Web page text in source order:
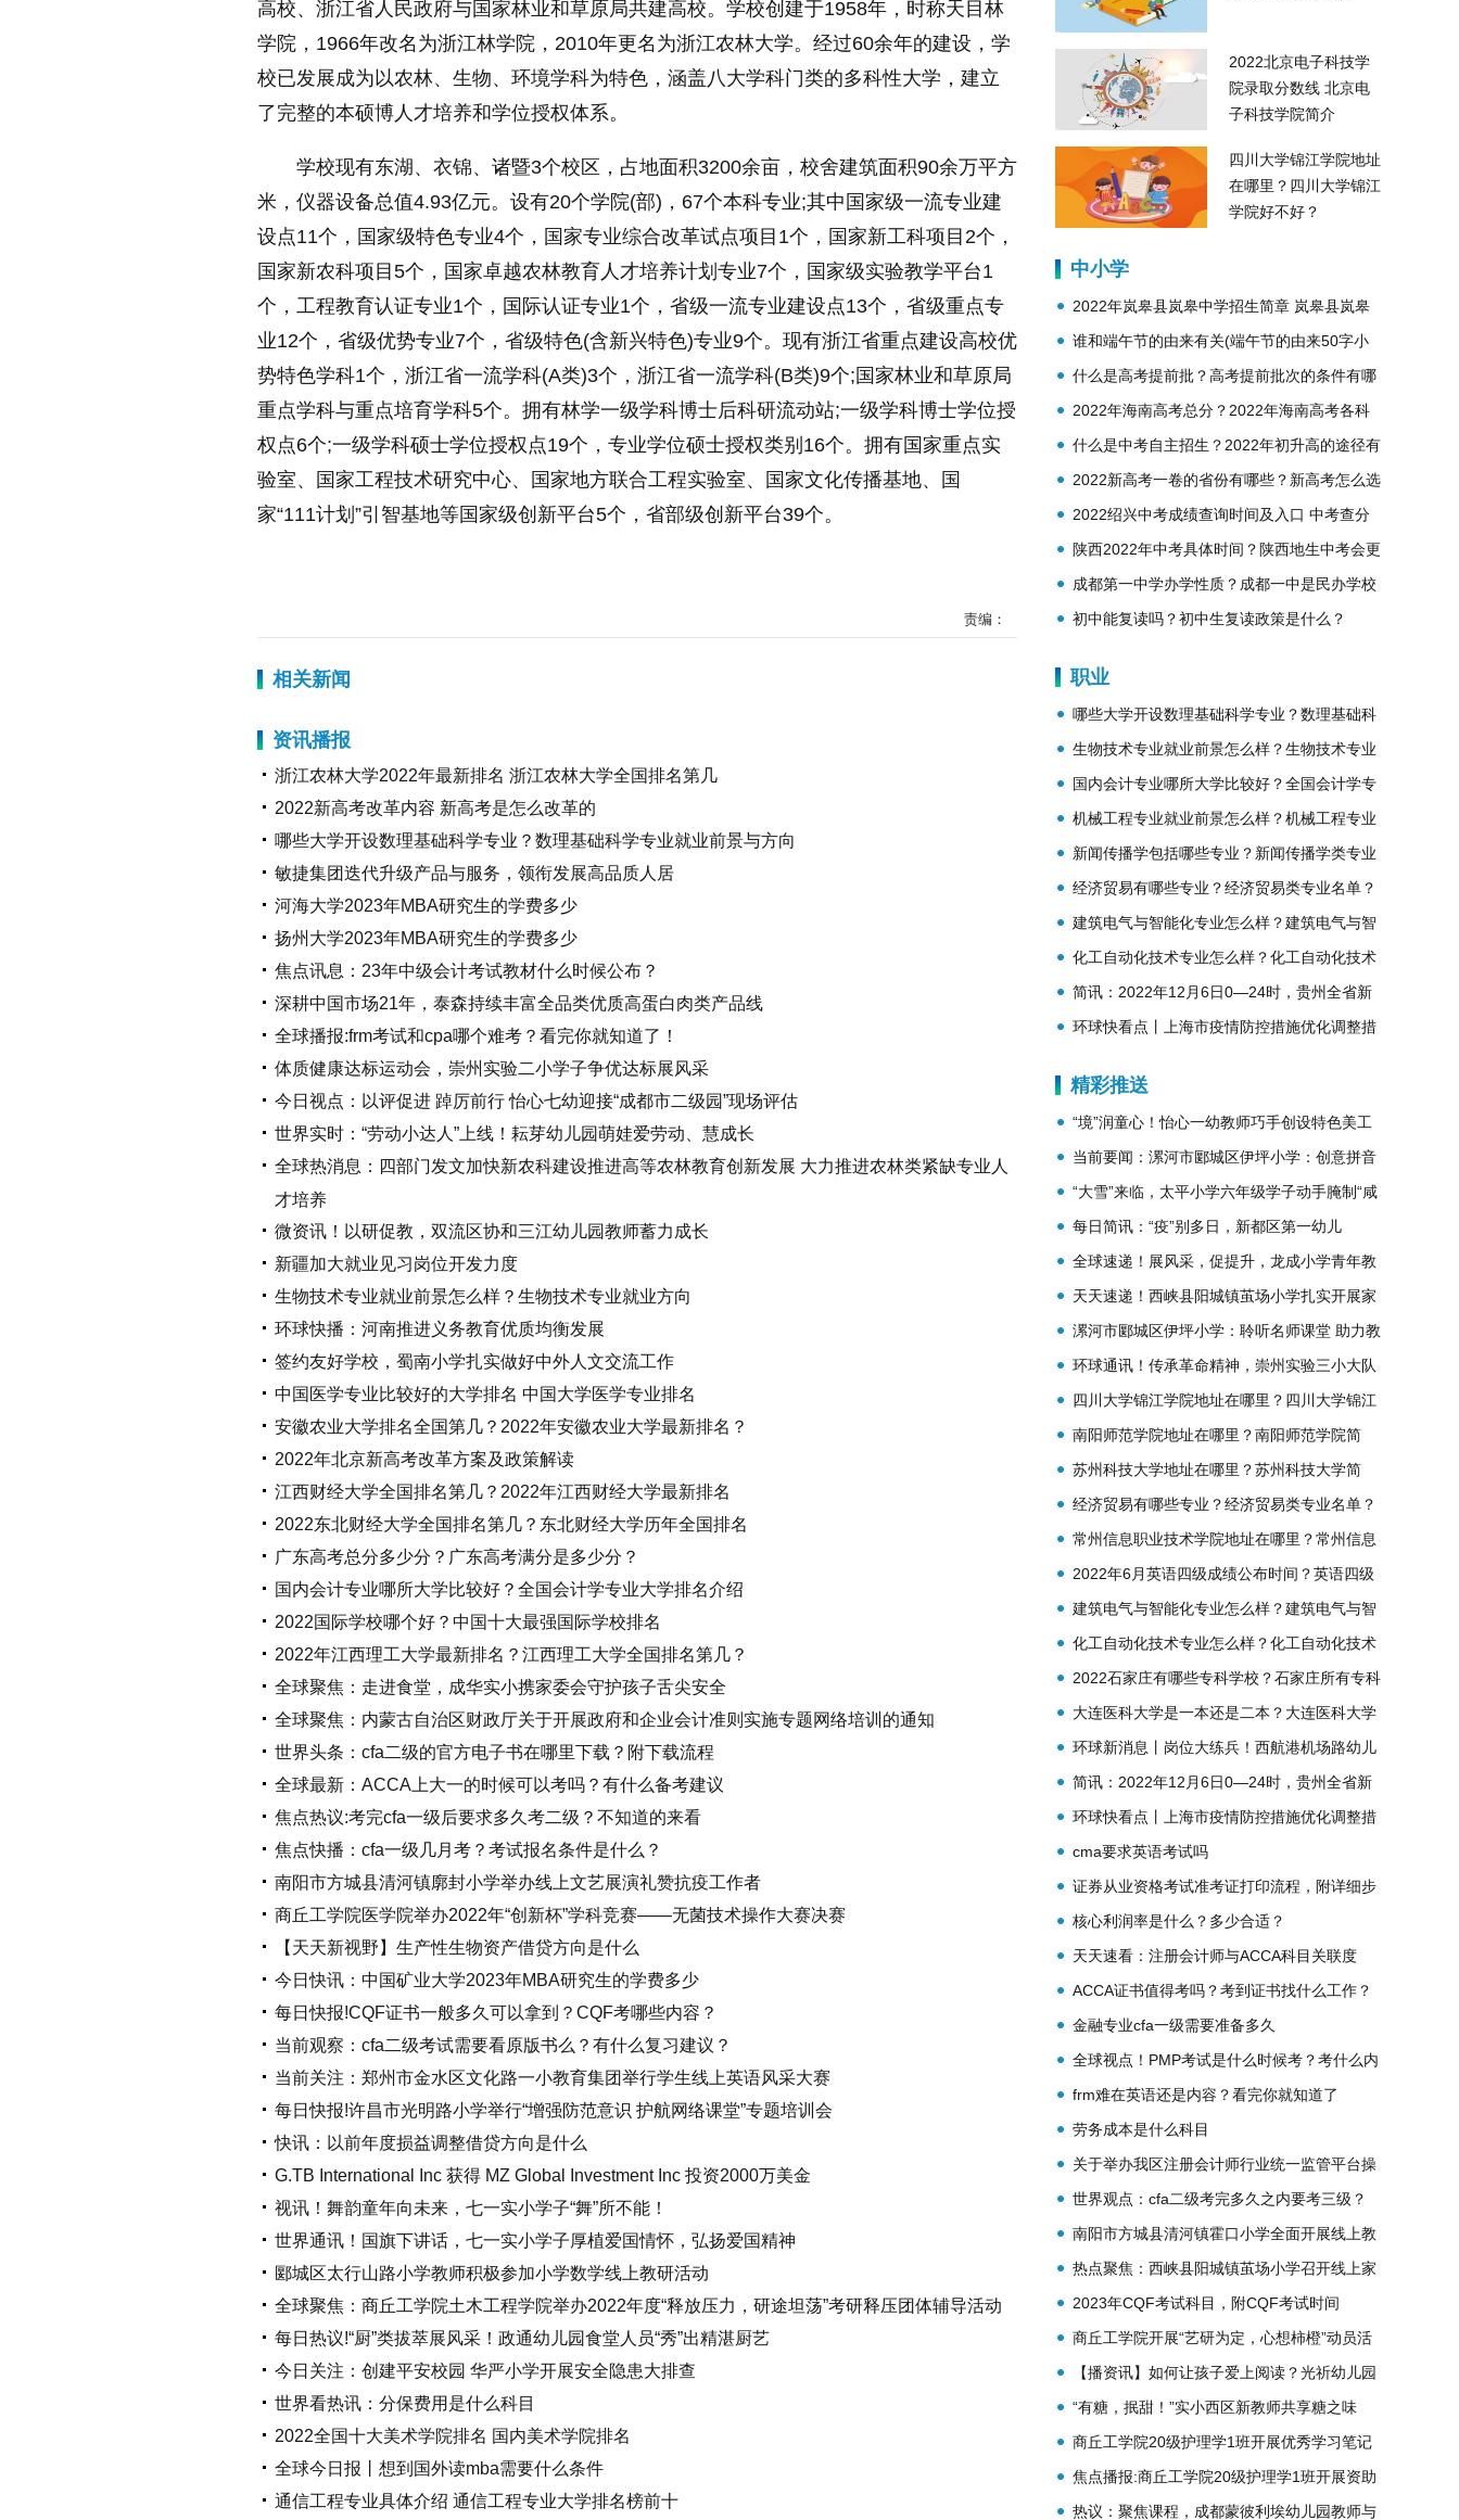
高校、浙江省人民政府与国家林业和草原局共建高校。学校创建于1958年，时称天目林
学院，1966年改名为浙江林学院，2010年更名为浙江农林大学。经过60余年的建设，学
校已发展成为以农林、生物、环境学科为特色，涵盖八大学科门类的多科性大学，建立
了完整的本硕博人才培养和学位授权体系。
学校现有东湖、衣锦、诸暨3个校区，占地面积3200余亩，校舍建筑面积90余万平方
米，仪器设备总值4.93亿元。设有20个学院(部)，67个本科专业;其中 国家级一流专业建
设点11个， 国家级特色专业4个， 国家专业综合改革试点项目1个， 国家新工科项目2个，
国家新农科项目5个， 国家卓越农林教育人才培养计划专业7个， 国家级实验教学平台1
个，工程教育认证专业1个，国际认证专业1个，省级一流专业建设点13个，省级重点专
业12个，省级优势专业7个，省级特色(含新兴特色)专业9个。现有浙江省重点建设高校优
势特色学科1个，浙江省一流学科(A类)3个，浙江省一流学科(B类)9个; 国家林业和草原局
重点学科与重点培育学科5个。拥有林学一级学科博士后科研流动站;一级学科博士学位授
权点6个;一级学科硕士学位授权点19个，专业学位硕士授权类别16个。拥有国家重点实
验室、
国家工程技术研究中心、 国家地方联合工程实验室、 国家文化传播基地、
国
家“111计划”引智基地等国家级创新平台5个，省部级创新平台39个。
责编：
相关新闻
资讯播报
浙江农林大学2022年最新排名 浙江农林大学全国排名第几
2022新高考改革内容 新高考是怎么改革的
哪些大学开设数理基础科学专业？数理基础科学专业就业前景与方向
敏捷集团迭代升级产品与服务，领衔发展高品质人居
河海大学2023年MBA研究生的学费多少
扬州大学2023年MBA研究生的学费多少
焦点讯息：23年中级会计考试教材什么时候公布？
深耕中国市场21年，泰森持续丰富全品类优质高蛋白肉类产品线
全球播报:frm考试和cpa哪个难考？看完你就知道了！
体质健康达标运动会，崇州实验二小学子争优达标展风采
今日视点：以评促进 踔厉前行 怡心七幼迎接“成都市二级园”现场评估
世界实时：“劳动小达人”上线！耘芽幼儿园萌娃爱劳动、慧成长
全球热消息：四部门发文加快新农科建设推进高等农林教育创新发展 大力推进农林类紧缺专业人
才培养
微资讯！以研促教，双流区协和三江幼儿园教师蓄力成长
新疆加大就业见习岗位开发力度
生物技术专业就业前景怎么样？生物技术专业就业方向
环球快播：河南推进义务教育优质均衡发展
签约友好学校，蜀南小学扎实做好中外人文交流工作
中国医学专业比较好的大学排名 中国大学医学专业排名
安徽农业大学排名全国第几？2022年安徽农业大学最新排名？
2022年北京新高考改革方案及政策解读
江西财经大学全国排名第几？2022年江西财经大学最新排名
2022东北财经大学全国排名第几？东北财经大学历年全国排名
广东高考总分多少分？广东高考满分是多少分？
国内会计专业哪所大学比较好？全国会计学专业大学排名介绍
2022国际学校哪个好？中国十大最强国际学校排名
2022年江西理工大学最新排名？江西理工大学全国排名第几？
全球聚焦：走进食堂，成华实小携家委会守护孩子舌尖安全
全球聚焦：内蒙古自治区财政厅关于开展政府和企业会计准则实施专题网络培训的通知
世界头条：cfa二级的官方电子书在哪里下载？附下载流程
全球最新：ACCA上大一的时候可以考吗？有什么备考建议
焦点热议:考完cfa一级后要求多久考二级？不知道的来看
焦点快播：cfa一级几月考？考试报名条件是什么？
南阳市方城县清河镇廓封小学举办线上文艺展演礼赞抗疫工作者
商丘工学院医学院举办2022年“创新杯”学科竞赛——无菌技术操作大赛决赛
【天天新视野】生产性生物资产借贷方向是什么
今日快讯：中国矿业大学2023年MBA研究生的学费多少
每日快报!CQF证书一般多久可以拿到？CQF考哪些内容？
当前观察：cfa二级考试需要看原版书么？有什么复习建议？
当前关注：郑州市金水区文化路一小教育集团举行学生线上英语风采大赛
每日快报!许昌市光明路小学举行“增强防范意识 护航网络课堂”专题培训会
快讯：以前年度损益调整借贷方向是什么
G.TB International Inc 获得 MZ Global Investment Inc 投资2000万美金
视讯！舞韵童年向未来，七一实小学子“舞”所不能！
世界通讯！国旗下讲话，七一实小学子厚植爱国情怀，弘扬爱国精神
郾城区太行山路小学教师积极参加小学数学线上教研活动
全球聚焦：商丘工学院土木工程学院举办2022年度“释放压力，研途坦荡”考研释压团体辅导活动
每日热议!“厨”类拔萃展风采！政通幼儿园食堂人员“秀”出精湛厨艺
今日关注：创建平安校园 华严小学开展安全隐患大排查
世界看热讯：分保费用是什么科目
2022全国十大美术学院排名 国内美术学院排名
全球今日报丨想到国外读mba需要什么条件
通信工程专业具体介绍 通信工程专业大学排名榜前十
2022北京电子科技学
院录取分数线 北京电
子科技学院简介
四川大学锦江学院地址
在哪里？四川大学锦江
学院好不好？
中小学
2022年岚皋县岚皋中学招生简章 岚皋县岚皋
中学简介
谁和端午节的由来有关(端午节的由来50字小
学生)
什么是高考提前批？高考提前批次的条件有哪
些？
2022年海南高考总分？2022年海南高考各科
分数？
什么是中考自主招生？2022年初升高的途径有
哪些？
2022新高考一卷的省份有哪些？新高考怎么选
科？
2022绍兴中考成绩查询时间及入口 中考查分
注意事项
陕西2022年中考具体时间？陕西地生中考会更
难吗？
成都第一中学办学性质？成都一中是民办学校
还是公办学校？
初中能复读吗？初中生复读政策是什么？
职业
哪些大学开设数理基础科学专业？数理基础科
学专业就业前景与方向
生物技术专业就业前景怎么样？生物技术专业
就业方向
国内会计专业哪所大学比较好？全国会计学专
业大学排名介绍
机械工程专业就业前景怎么样？机械工程专业
的就业方向？
新闻传播学包括哪些专业？新闻传播学类专业
名单？
经济贸易有哪些专业？经济贸易类专业名单？
建筑电气与智能化专业怎么样？建筑电气与智
能化专业就业前景？
化工自动化技术专业怎么样？化工自动化技术
专业就业方向？
简讯：2022年12月6日0—24时，贵州全省新
冠肺炎疫情最新情况
环球快看点丨上海市疫情防控措施优化调整措
精彩推送
“境”润童心！怡心一幼教师巧手创设特色美工
区
当前要闻：漯河市郾城区伊坪小学：创意拼音
秀 秀出我风采
“大雪”来临，太平小学六年级学子动手腌制“咸
货”
每日简讯：“疫”别多日，新都区第一幼儿
园“幼”见美好！
全球速递！展风采，促提升，龙成小学青年教
师与孩子一起快乐学英语
天天速递！西峡县阳城镇茧场小学扎实开展家
访活动
漯河市郾城区伊坪小学：聆听名师课堂 助力教
师成长
环球通讯！传承革命精神，崇州实验三小大队
部评选“最美红领巾”
四川大学锦江学院地址在哪里？四川大学锦江
学院好不好？
南阳师范学院地址在哪里？南阳师范学院简
介？
苏州科技大学地址在哪里？苏州科技大学简
介？
经济贸易有哪些专业？经济贸易类专业名单？
常州信息职业技术学院地址在哪里？常州信息
职业技术学院简介？
2022年6月英语四级成绩公布时间？英语四级
成绩查询入口？
建筑电气与智能化专业怎么样？建筑电气与智
能化专业就业前景？
化工自动化技术专业怎么样？化工自动化技术
专业就业方向？
2022石家庄有哪些专科学校？石家庄所有专科
学校名单？
大连医科大学是一本还是二本？大连医科大学
简介？
环球新消息丨岗位大练兵！西航港机场路幼儿
园安保人员强技能、展风采
简讯：2022年12月6日0—24时，贵州全省新
冠肺炎疫情最新情况
环球快看点丨上海市疫情防控措施优化调整措
施自2022年12月8日零时起实施
cma要求英语考试吗
证券从业资格考试准考证打印流程，附详细步
骤图！
核心利润率是什么？多少合适？
天天速看：注册会计师与ACCA科目关联度
ACCA证书值得考吗？考到证书找什么工作？
金融专业cfa一级需要准备多久
全球视点！PMP考试是什么时候考？考什么内
容？
frm难在英语还是内容？看完你就知道了
劳务成本是什么科目
关于举办我区注册会计师行业统一监管平台操
作培训（视频）班的通知
世界观点：cfa二级考完多久之内要考三级？
考试成绩有效期是多久？
南阳市方城县清河镇霍口小学全面开展线上教
学活动
热点聚焦：西峡县阳城镇茧场小学召开线上家
长会
2023年CQF考试科目，附CQF考试时间
商丘工学院开展“艺研为定，心想柿橙”动员活
动【播资讯】如何让孩子爱上阅读？光祈幼儿园
家长积极学习
“有糖，抿甜！”实小西区新教师共享糖之味
商丘工学院20级护理学1班开展优秀学习笔记
评选动员会
焦点播报:商丘工学院20级护理学1班开展资助
政策宣讲活动
热议：聚焦课程，成都蒙彼利埃幼儿园教师与